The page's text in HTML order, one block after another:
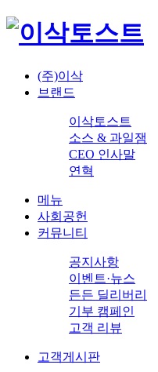
(주)이삭
브랜드
이삭토스트
소스 & 과일잼
CEO 인사말
연혁
메뉴
사회공헌
커뮤니티
공지사항
이벤트·뉴스
든든 딜리버리
기부 캠페인
고객 리뷰
고객게시판